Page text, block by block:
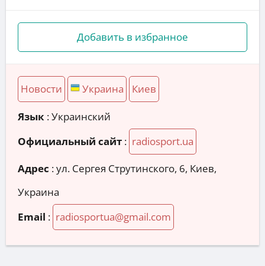
Добавить в избранное
Новости Украина Киев
Язык : Украинский
Официальный сайт : radiosport.ua
Адрес :ул. Сергея Струтинского, 6, Киев,
Украина
Email : radiosportua@gmail.com